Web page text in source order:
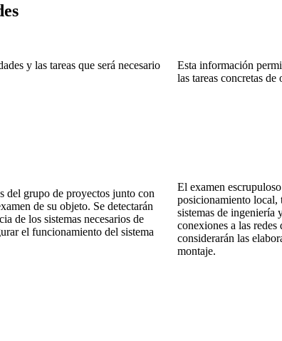
y las tareas que será necesario
Esta información
las tareas concretas
del grupo de proyectos junto con
de su objeto. Se detectarán
de los sistemas necesarios de
el funcionamiento del sistema
El examen
posicionamiento local,
sistemas de ingeniería
conexiones a las
considerarán las
montaje.